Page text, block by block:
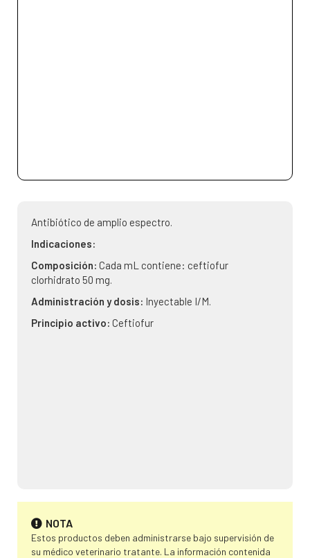
Antibiótico de amplio espectro.
Indicaciones:
Composición: Cada mL contiene: ceftiofur
clorhidrato 50 mg.
Administración y dosis: Inyectable I/M.
Principio activo: Ceftiofur
NOTA
Estos productos deben administrarse bajo supervisión de
su médico veterinario tratante. La información contenida